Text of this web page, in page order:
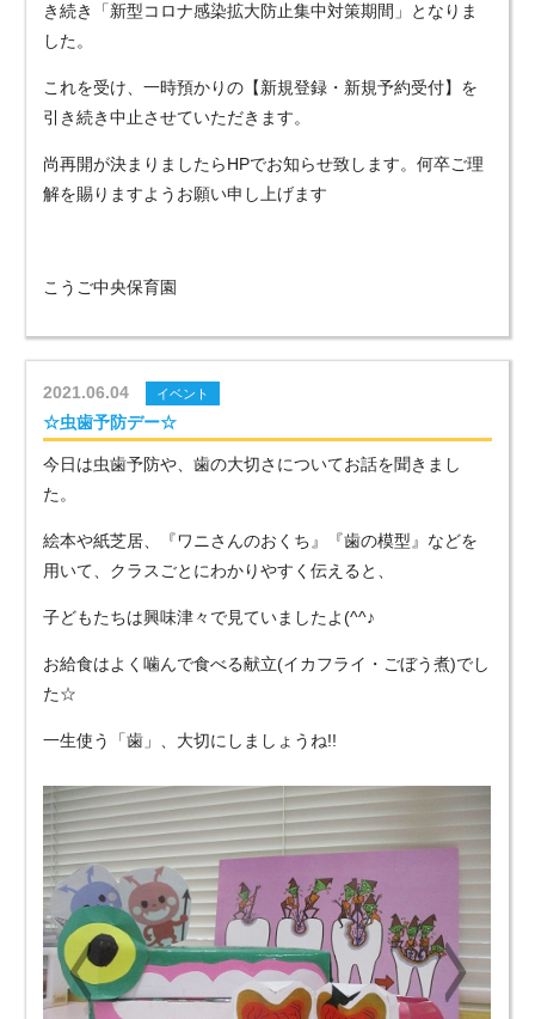
き続き「新型コロナ感染拡大防止集中対策期間」となりま
した。
これを受け、一時預かりの【新規登録・新規予約受付】を
引き続き中止させていただきます。
尚再開が決まりましたらHPでお知らせ致します。何卒ご理
解を賜りますようお願い申し上げます
こうご中央保育園
2021.06.04 イベント
☆虫歯予防デー☆
今日は虫歯予防や、歯の大切さについてお話を聞きまし
た。
絵本や紙芝居、『ワニさんのおくち』『歯の模型』などを
用いて、クラスごとにわかりやすく伝えると、
子どもたちは興味津々で見ていましたよ(^^♪
お給食はよく噛んで食べる献立(イカフライ・ごぼう煮)でし
た☆
一生使う「歯」、大切にしましょうね!!